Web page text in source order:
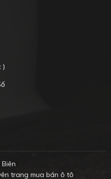
)
trang mua bán ô tô